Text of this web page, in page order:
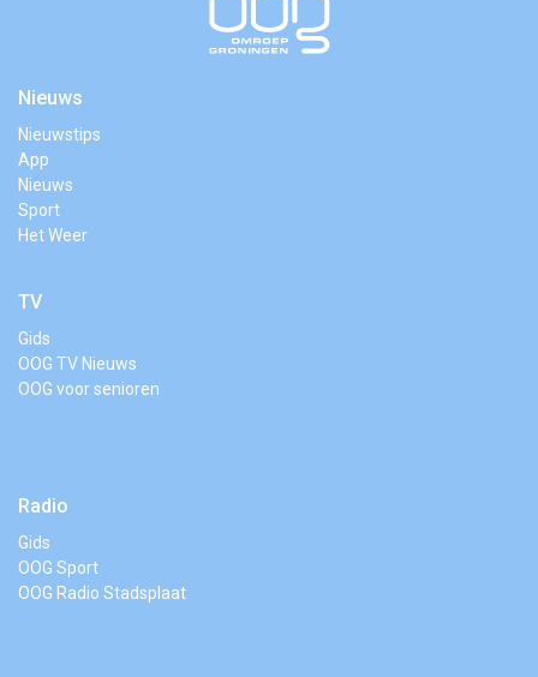
Nieuws
Nieuwstips
App
Nieuws
Sport
Het Weer
TV
Gids
OOG TV Nieuws
OOG voor senioren
Radio
Gids
OOG Sport
OOG Radio Stadsplaat